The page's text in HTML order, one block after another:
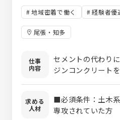
地域密着で働く 経験者優
尾張・知多
仕事
内容
セメントの代わり
ジンコンクリート
あるいは指定され
を行います。
求める
人材
■必須条件：土木
専攻されていた方